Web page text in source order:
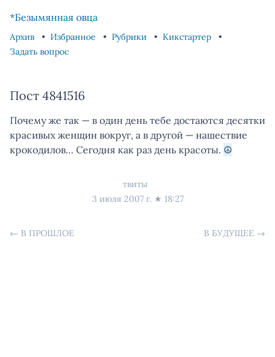
*Безымянная овца
Архив Избранное Рубрики
Кикстартер
Задать вопрос
Пост 4841516
Почему же так — в один день тебе достаются десятки
красивых женщин вокруг, а в другой — нашествие
крокодилов… Сегодня как раз день красоты. ☮
твиты
3 июля 2007 г.★ 18:27
← В ПРОШЛОЕ В БУДУЩЕЕ →